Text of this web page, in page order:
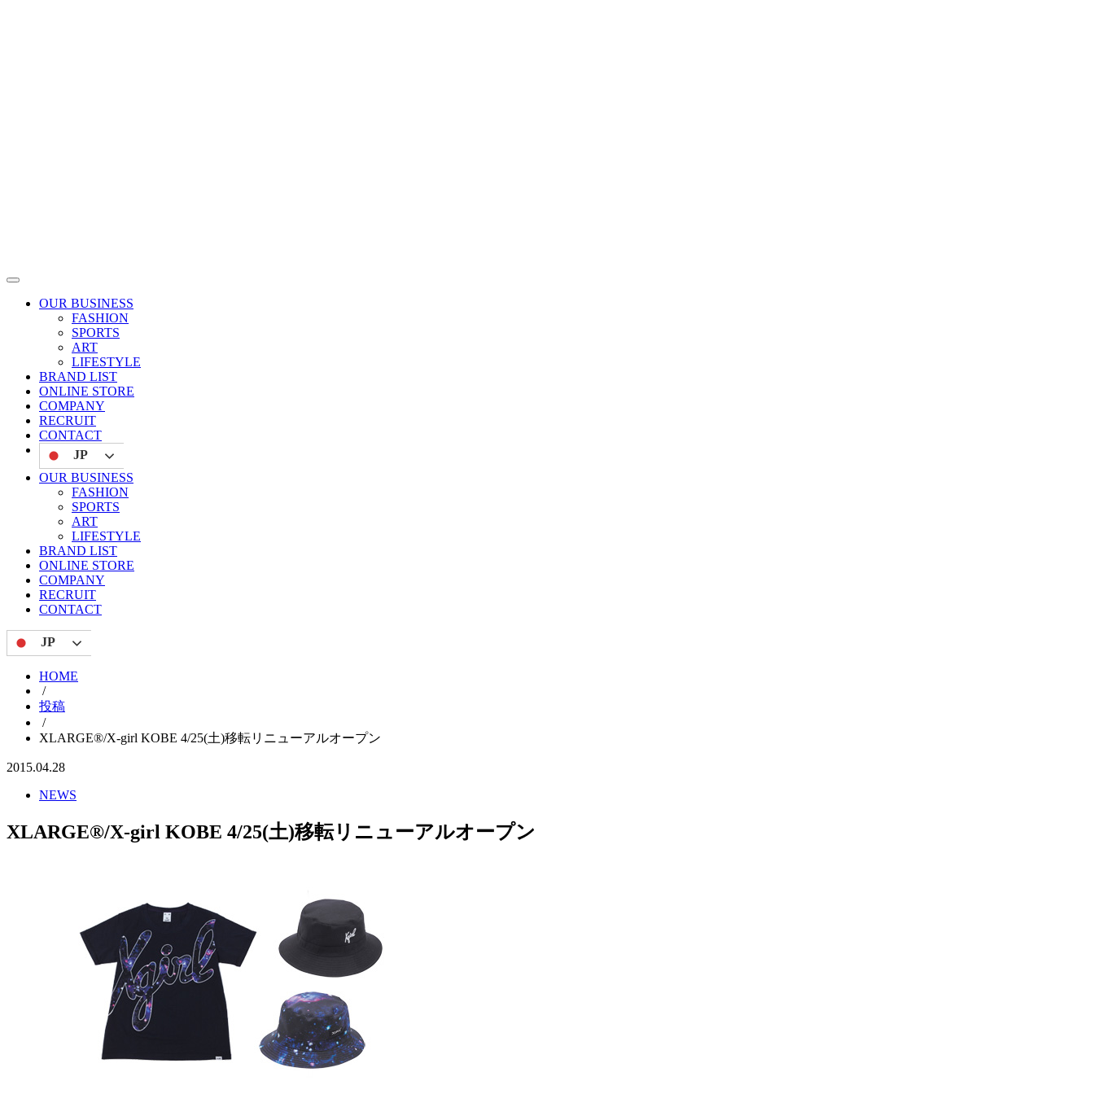
OUR BUSINESS
FASHION
SPORTS
ART
LIFESTYLE
BRAND LIST
ONLINE STORE
COMPANY
RECRUIT
CONTACT
JP
OUR BUSINESS
FASHION
SPORTS
ART
LIFESTYLE
BRAND LIST
ONLINE STORE
COMPANY
RECRUIT
CONTACT
JP
HOME
/
投稿
/
XLARGE®/X-girl KOBE 4/25(土)移転リニューアルオープン
2015.04.28
NEWS
XLARGE®/X-girl KOBE 4/25(土)移転リニューアルオープン